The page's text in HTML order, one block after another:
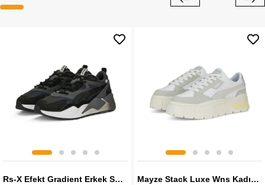
Rs-X Efekt Gradient Erkek Sneaker Mayze Stack Luxe Wns Kadın Sneaker